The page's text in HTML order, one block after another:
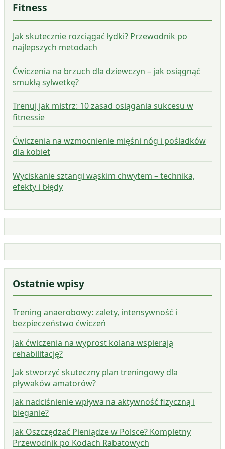
Fitness
Jak skutecznie rozciągać łydki? Przewodnik po
najlepszych metodach
Ćwiczenia na brzuch dla dziewczyn – jak osiągnąć
smukłą sylwetkę?
Trenuj jak mistrz: 10 zasad osiągania sukcesu w
fitnessie
Ćwiczenia na wzmocnienie mięśni nóg i pośladków
dla kobiet
Wyciskanie sztangi wąskim chwytem – technika,
efekty i błędy
Ostatnie wpisy
Trening anaerobowy: zalety, intensywność i
bezpieczeństwo ćwiczeń
Jak ćwiczenia na wyprost kolana wspierają
rehabilitację?
Jak stworzyć skuteczny plan treningowy dla
pływaków amatorów?
Jak nadciśnienie wpływa na aktywność fizyczną i
bieganie?
Jak Oszczędzać Pieniądze w Polsce? Kompletny
Przewodnik po Kodach Rabatowych